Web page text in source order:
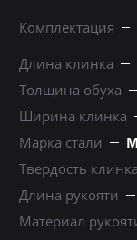
Комплектация
Длина клинка
Толщина обуха
Ширина клинка
Марка стали
Твердость клинка
Длина рукояти
Материал